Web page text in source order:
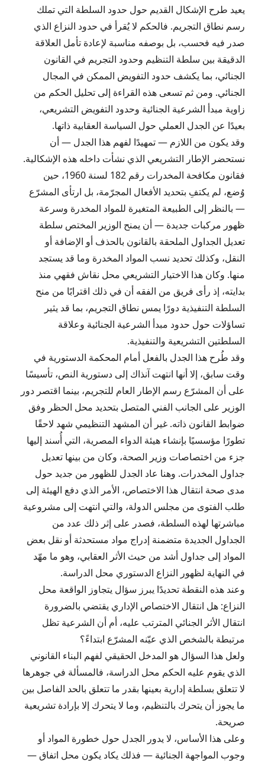
يعيد طرح الإشكال القديم حول حدود السلطة التي تملك
رسم نطاق التجريم. فالحكم لا يُقرأ في حدود النزاع الذي
صدر فيه فحسب، بل بوصفه مناسبة لإعادة تأمل العلاقة
الدقيقة بين سلطة التنظيم وحدود التجريم في القانون
الجنائي، بما يكشف حدود التفويض الممكن في المجال
الجنائي. ومن ثم تسعى هذه القراءة إلى تحليل الحكم من
زاوية مبدأ الشرعية الجنائية وحدود التفويض التشريعي،
بعيدًا عن الجدل العملي حول السياسة العقابية ذاتها.
وقد يكون من اللازم — تمهيدًا لفهم هذا الجدل — أن
نستحضر الإطار التشريعي الذي نشأت داخله هذه الإشكالية.
فقانون مكافحة المخدرات رقم 182 لسنة 1960، حين
وُضع، لم يكتفِ بتحديد الأفعال المجرّمة، بل ارتأى المشرّع
— بالنظر إلى الطبيعة المتغيرة للمواد المخدرة وسرعة
ظهور مركبات جديدة — أن يمنح الوزير المختص سلطة
تعديل الجداول الملحقة بالقانون بالحذف أو الإضافة أو
النقل، وكذلك تحديد نسب المواد المخدرة وما قد يستجد
منها. وكان هذا الاختيار التشريعي محل نقاش فقهي منذ
بدايته، إذ رأى فريق من الفقه أن في ذلك اقترابًا من منح
السلطة التنفيذية دورًا يمس نطاق التجريم، بما قد يثير
تساؤلات حول حدود مبدأ الشرعية الجنائية وعلاقة
السلطتين التشريعية والتنفيذية.
وقد طُرح هذا الجدل بالفعل أمام المحكمة الدستورية في
وقت سابق، إلا أنها انتهت آنذاك إلى دستورية النص، تأسيسًا
على أن المشرّع رسم الإطار العام للتجريم، بينما اقتصر دور
الوزير على الجانب الفني المتصل بتحديد محل الحظر وفق
ضوابط القانون ذاته. غير أن المشهد التنظيمي شهد لاحقًا
تطورًا مؤسسيًا بإنشاء هيئة الدواء المصرية، التي أُسند إليها
جزء من اختصاصات وزير الصحة، وكان من بينها تعديل
جداول المخدرات. وهنا عاد الجدل للظهور من جديد حول
مدى صحة انتقال هذا الاختصاص، الأمر الذي دفع الهيئة إلى
طلب الفتوى من مجلس الدولة، والتي انتهت إلى مشروعية
مباشرتها لهذه السلطة، فصدر على إثر ذلك عدد من
الجداول الجديدة متضمنة إدراج مواد مستحدثة أو نقل بعض
المواد إلى جداول أشد من حيث الأثر العقابي، وهو ما مهّد
في النهاية لظهور النزاع الدستوري محل الدراسة.
وعند هذه النقطة تحديدًا يبرز سؤال يتجاوز الواقعة محل
النزاع: هل انتقال الاختصاص الإداري يقتضي بالضرورة
انتقال الأثر الجنائي المترتب عليه، أم أن الشرعية تظل
مرتبطة بالشخص الذي عيّنه المشرّع ابتداءً؟
ولعل هذا السؤال هو المدخل الحقيقي لفهم البناء القانوني
الذي يقوم عليه الحكم محل الدراسة، فالمسألة في جوهرها
لا تتعلق بسلطة إدارية بعينها بقدر ما تتعلق بالحد الفاصل بين
ما يجوز أن يتحرك بالتنظيم، وما لا يتحرك إلا بإرادة تشريعية
صريحة.
وعلى هذا الأساس، لا يدور الجدل حول خطورة المواد أو
وجوب المواجهة الجنائية — فذلك يكاد يكون محل اتفاق —